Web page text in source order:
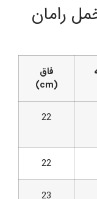
رامان
فاق
(cm)
22
22
23